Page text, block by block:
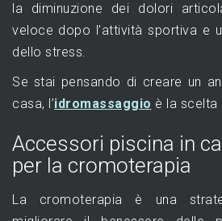
la diminuzione dei dolori
veloce dopo l’attività sportiva e
dello stress.
Se stai pensando di creare un
casa, l’idromassaggio è la scelta
Accessori piscina in
per la cromoterapia
La cromoterapia è una